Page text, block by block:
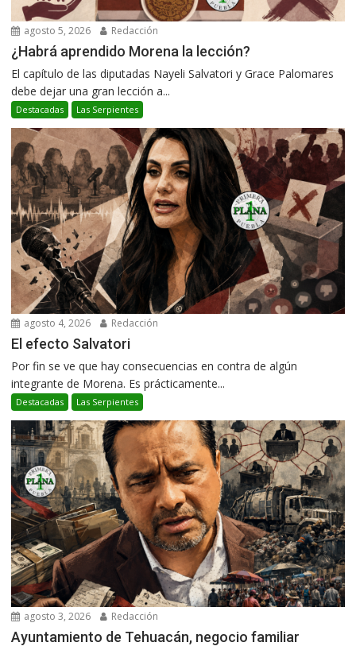
agosto 5, 2026 Redacción
¿Habrá aprendido Morena la lección?
El capítulo de las diputadas Nayeli Salvatori y Grace Palomares
debe dejar una gran lección a...
Destacadas Las Serpientes
agosto 4, 2026 Redacción
El efecto Salvatori
Por fin se ve que hay consecuencias en contra de algún
integrante de Morena. Es prácticamente...
Destacadas Las Serpientes
agosto 3, 2026 Redacción
Ayuntamiento de Tehuacán, negocio familiar